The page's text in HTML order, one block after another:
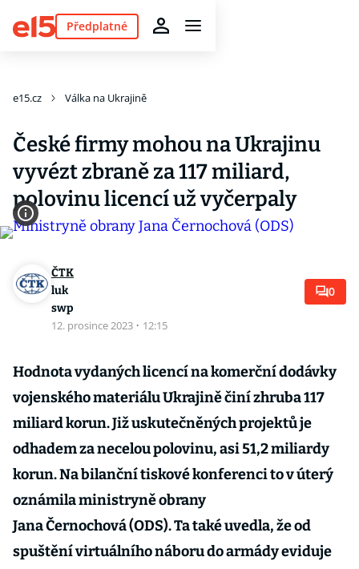
Předplatné
e15.cz Válka na Ukrajině
České firmy mohou na Ukrajinu
vyvézt zbraně za 117 miliard,
polovinu licencí už vyčerpaly
ČTK
luk
swp
12. prosince 2023 · 12:15
0
Hodnota vydaných licencí na komerční dodávky
vojenského materiálu Ukrajině činí zhruba 117
miliard korun. Již uskutečněných projektů je
odhadem za necelou polovinu, asi 51,2 miliardy
korun. Na bilanční tiskové konferenci to v úterý
oznámila ministryně obrany
Jana Černochová (ODS). Ta také uvedla, že od
spuštění virtuálního náboru do armády eviduje